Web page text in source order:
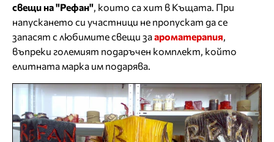
свещи на "Рефан" , които са хит в Къщата. При
напускането си участници не пропускат да се
запасят с любимите свещи заароматерапия
въпреки големият подаръчен комплект, който
елитната марка им подарява.